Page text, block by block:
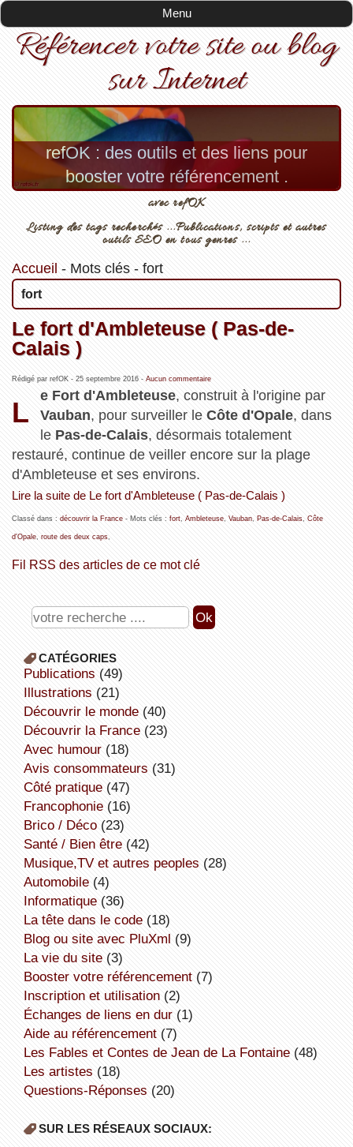
Menu
Référencer votre site ou blog
sur Internet
refOK : des outils et des liens pour
booster votre référencement .
avec refOK
Listing des tags recherchés ...Publications, scripts et autres
outils SEO en tous genres ...
Accueil - Mots clés- fort
fort
Le fort d'Ambleteuse ( Pas-de-
Calais )
Rédigé par refOK - 25 septembre 2016- Aucun commentaire
L
e Fort d'Ambleteuse, construit à l'origine par
Vauban, pour surveiller leCôte d'Opale, dans
le Pas-de-Calais, désormais totalement
restauré, continue de veiller encore sur la plage
d'Ambleteuse et ses environs.
Lire la suite de Le fort d'Ambleteuse ( Pas-de-Calais )
Classé dans : découvrir la France- Mots clés : fort, Ambleteuse, Vauban, Pas-de-Calais, Côte
d'Opale, route des deux caps,
Fil RSS des articles de ce mot clé
CATÉGORIES
publications (49)
illustrations (21)
découvrir le monde(40)
découvrir la France(23)
avec humour(18)
avis consommateurs (31)
côté pratique(47)
Francophonie(16)
Brico / Déco(23)
Santé / Bien être(42)
Musique,TV et autres peoples (28)
Automobile(4)
informatique(36)
la tête dans le code(18)
Blog ou site avec PluXml (9)
la vie du site(3)
booster votre référencement(7)
inscription et utilisation(2)
échanges de liens en dur(1)
aide au référencement(7)
Les Fables et Contes de Jean de La Fontaine(48)
Les artistes (18)
Questions-Réponses (20)
SUR LES RÉSEAUX SOCIAUX: